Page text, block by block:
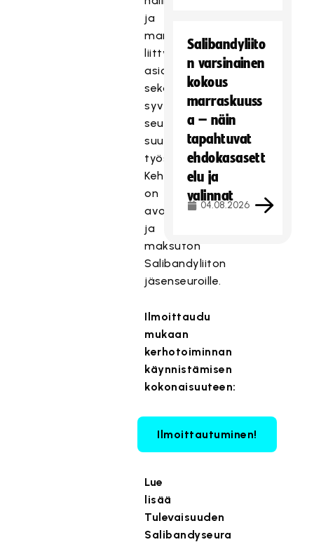
ja
markkinointiin
liittyviä
asioita,
sekä
syvennytään
seurakohtaisen
suunnitelman
työstämiseen.
Kehityshanke
on
avoin
ja
maksuton
Salibandyliiton
jäsenseuroille.
Ilmoittaudu
mukaan
kerhotoiminnan
käynnistämisen
kokonaisuuteen:
Ilmoittautuminen!
Lue
lisää
Tulevaisuuden
Salibandyseura
Salibandyliito
n varsinainen
kokous
marraskuuss
a – näin
tapahtuvat
ehdokasasett
elu ja
valinnat
04.08.2026